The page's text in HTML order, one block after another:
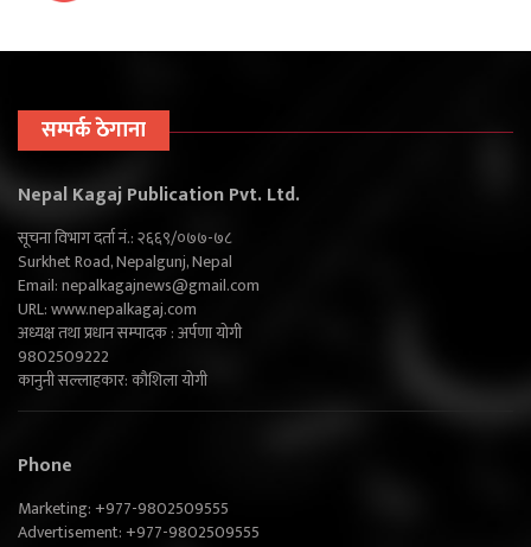
सम्पर्क ठेगाना
Nepal Kagaj Publication Pvt. Ltd.
सूचना विभाग दर्ता नं.: २६६९/०७७-७८
Surkhet Road, Nepalgunj, Nepal
Email:nepalkagajnews@gmail.com
URL: www.nepalkagaj.com
अध्यक्ष तथा प्रधान सम्पादक : अर्पणा योगी
9802509222
कानुनी सल्लाहकार: कौशिला योगी
Phone
Marketing: +977-9802509555
Advertisement: +977-9802509555